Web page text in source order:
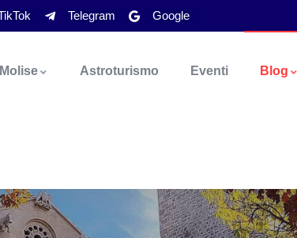
Telegram Google
Astroturismo Eventi Blog